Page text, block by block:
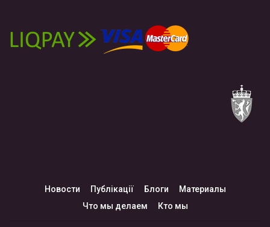
Новости Публікації Блоги
Материалы
Что мы делаем
Кто мы